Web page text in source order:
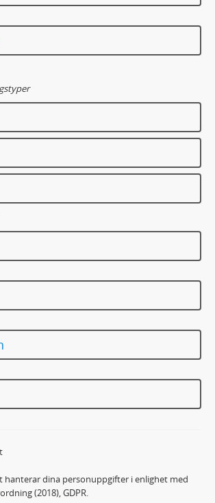
hanterar dina personuppgifter i enlighet med
(2018), GDPR.